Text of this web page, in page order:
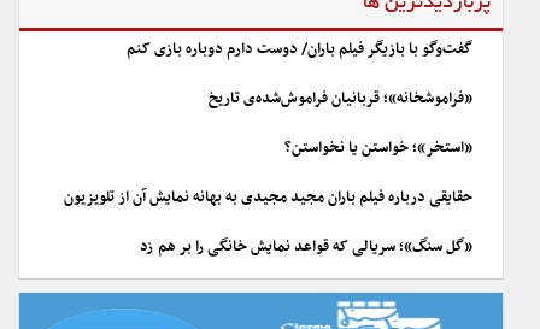
گفت‌وگو با بازیگر فیلم باران/ دوست دارم دوباره بازی کنم
«فراموشخانه»؛ قربانیان فراموش‌شده‌ی تاریخ
«استخر»؛ خواستن یا نخواستن؟
حقایقی درباره فیلم باران مجید مجیدی به بهانه نمایش آن از تلویزیون
«گل سنگ»؛ سریالی که قواعد نمایش خانگی را بر هم زد